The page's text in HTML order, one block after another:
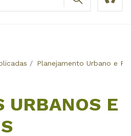
/ Planejamento Urbano e
URBANOS E